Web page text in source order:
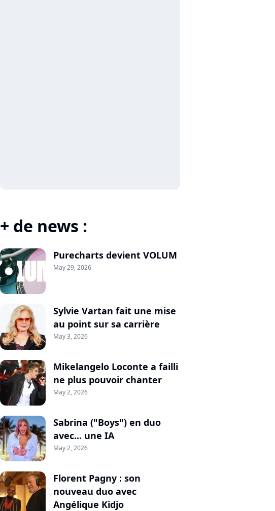
+ de news :
Purecharts devient VOLUM
May 29, 2026
Sylvie Vartan fait une mise
au point sur sa carrière
May 3, 2026
Mikelangelo Loconte a failli
ne plus pouvoir chanter
May 2, 2026
Sabrina ("Boys") en duo
avec... une IA
May 2, 2026
Florent Pagny : son
nouveau duo avec
Angélique Kidjo